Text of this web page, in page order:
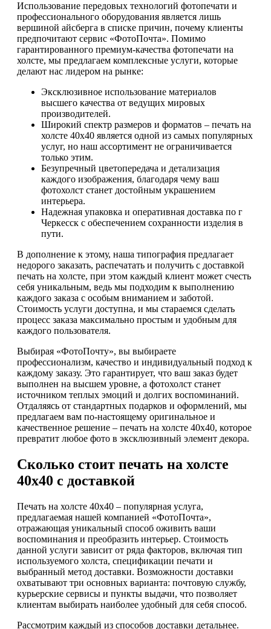
Использование передовых технологий фотопечати и
профессионального оборудования является лишь
вершиной айсберга в списке причин, почему клиенты
предпочитают сервис «ФотоПочта». Помимо
гарантированного премиум-качества фотопечати на
холсте, мы предлагаем комплексные услуги, которые
делают нас лидером на рынке:
Эксклюзивное использование материалов
высшего качества от ведущих мировых
производителей.
Широкий спектр размеров и форматов – печать на
холсте 40х40 является одной из самых популярных
услуг, но наш ассортимент не ограничивается
только этим.
Безупречный цветопередача и детализация
каждого изображения, благодаря чему ваш
фотохолст станет достойным украшением
интерьера.
Надежная упаковка и оперативная доставка по г
Черкесск с обеспечением сохранности изделия в
пути.
В дополнение к этому, наша типография предлагает
недорого заказать, распечатать и получить с доставкой
печать на холсте, при этом каждый клиент может счесть
себя уникальным, ведь мы подходим к выполнению
каждого заказа с особым вниманием и заботой.
Стоимость услуги доступна, и мы стараемся сделать
процесс заказа максимально простым и удобным для
каждого пользователя.
Выбирая «ФотоПочту», вы выбираете
профессионализм, качество и индивидуальный подход к
каждому заказу. Это гарантирует, что ваш заказ будет
выполнен на высшем уровне, а фотохолст станет
источником теплых эмоций и долгих воспоминаний.
Отдаляясь от стандартных подарков и оформлений, мы
предлагаем вам по-настоящему оригинальное и
качественное решение – печать на холсте 40х40, которое
превратит любое фото в эксклюзивный элемент декора.
Сколько стоит печать на холсте
40х40 с доставкой
Печать на холсте 40х40 – популярная услуга,
предлагаемая нашей компанией «ФотоПочта»,
отражающая уникальный способ оживить ваши
воспоминания и преобразить интерьер. Стоимость
данной услуги зависит от ряда факторов, включая тип
используемого холста, спецификации печати и
выбранный метод доставки. Возможности доставки
охватывают три основных варианта: почтовую службу,
курьерские сервисы и пункты выдачи, что позволяет
клиентам выбирать наиболее удобный для себя способ.
Рассмотрим каждый из способов доставки детальнее.